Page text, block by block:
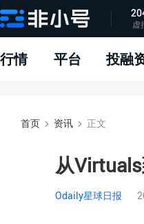
APP下载
指标说明
问题反馈 虚
行情 平台 投融
首页 资讯 正文
从
Odaily星球日报